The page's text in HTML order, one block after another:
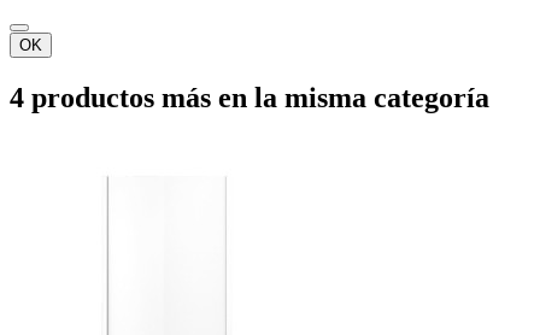
OK
4 productos más en la misma categoría